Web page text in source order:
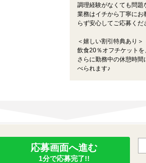
調理経験がなくても問題
業務はイチから丁寧にお
らず安心してご応募くだ
＜嬉しい割引特典あり＞
飲食20％オフチケットを
さらに勤務中の休憩時
べられます♪
応募画面へ進む
1分で応募完了!!